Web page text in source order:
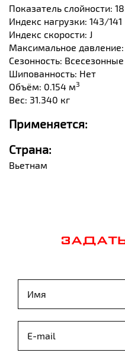
Показатель слойности:
Индекс нагрузки: 143/141
Индекс скорости: J
Максимальное
Сезонность: Всесезонные
Шипованность: Нет
Объём: 0.154 м3
Вес: 31.340 кг
Применяется:
Страна:
Вьетнам